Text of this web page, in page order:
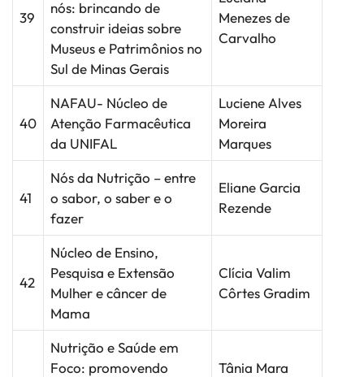
39
nós: brincando de
construir ideias sobre
Museus e Patrimônios no
Sul de Minas Gerais
Menezes de
Carvalho
40
NAFAU- Núcleo de
Atenção Farmacêutica
da UNIFAL
Luciene Alves
Moreira
Marques
41
Nós da Nutrição – entre
o sabor, o saber e o
fazer
Eliane Garcia
Rezende
42
Núcleo de Ensino,
Pesquisa e Extensão
Mulher e câncer de
Mama
Clícia Valim
Côrtes Gradim
Nutrição e Saúde em
Foco: promovendo
Tânia Mara